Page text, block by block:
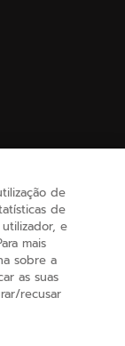
de
de
e
mais
sobre a
as suas
recusar